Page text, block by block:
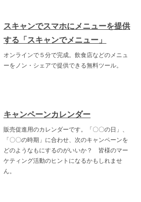
スキャンでスマホにメニューを提供
する「スキャンでメニュー」
オンラインで５分で完成。飲食店などのメニュ
ーをノン・シェアで提供できる無料ツール。
キャンペーンカレンダー
販売促進用のカレンダーです。「〇〇の日」、
「〇〇の時期」に合わせ、次のキャンペーンを
どのようなもにするのがいいか？ 皆様のマー
ケティング活動のヒントになるかもしれませ
ん。